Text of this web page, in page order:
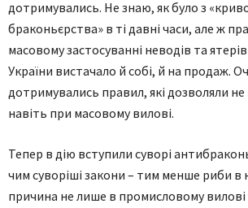
дотримувались. Не знаю, як було з
браконьєрства» в ті давні часи, але ж
масовому застосуванні неводів та
України вистачало й собі, й на продаж.
дотримувались правил, які дозволяли
навіть при масовому вилові.
Тепер в дію вступили суворі
чим суворіші закони – тим менше риби в
причина не лише в промисловому вилові